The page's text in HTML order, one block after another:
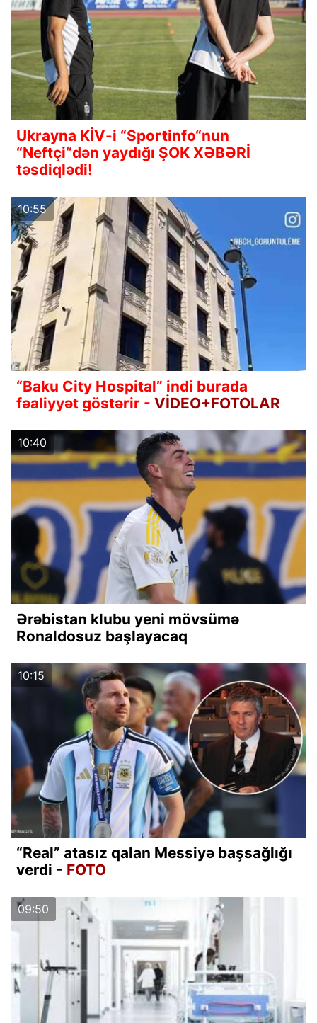
Ukrayna KİV-i “Sportinfo“nun
“Neftçi“dən yaydığı ŞOK XƏBƏRİ
təsdiqlədi!
10:55
“Baku City Hospital” indi burada
fəaliyyət göstərir - VİDEO+FOTOLAR
10:40
Ərəbistan klubu yeni mövsümə
Ronaldosuz başlayacaq
10:15
“Real” atasız qalan Messiyə başsağlığı
verdi - FOTO
09:50